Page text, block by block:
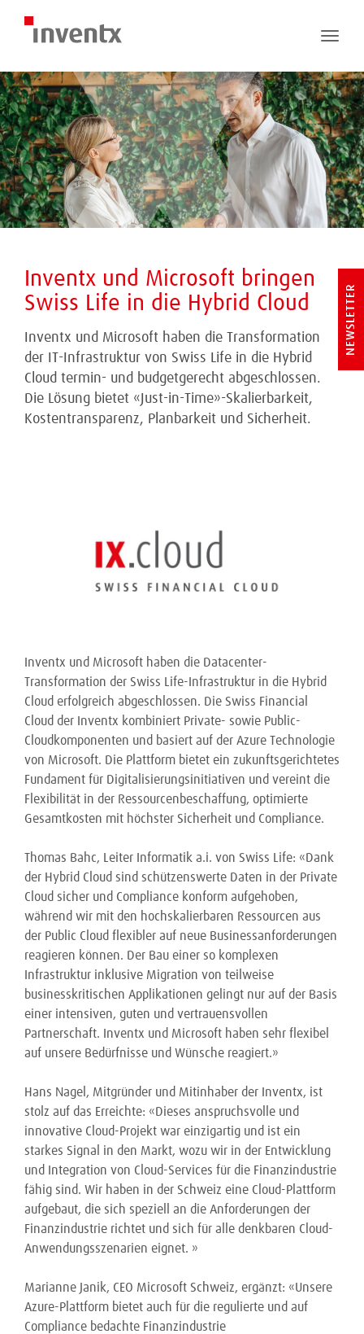
Toggle
Inventx und Microsoft bringen
Swiss Life in die Hybrid Cloud
Inventx und Microsoft haben die Transformation
der IT-Infrastruktur von Swiss Life in die Hybrid
Cloud termin- und budgetgerecht abgeschlossen.
Die Lösung bietet «Just-in-Time»-Skalierbarkeit,
Kostentransparenz, Planbarkeit und Sicherheit.
Inventx und Microsoft haben die Datacenter-
Transformation der Swiss Life-Infrastruktur in die Hybrid
Cloud erfolgreich abgeschlossen. Die Swiss Financial
Cloud der Inventx kombiniert Private- sowie Public-
Cloudkomponenten und basiert auf der Azure Technologie
von Microsoft. Die Plattform bietet ein zukunftsgerichtetes
Fundament für Digitalisierungsinitiativen und vereint die
Flexibilität in der Ressourcenbeschaffung, optimierte
Gesamtkosten mit höchster Sicherheit und Compliance.
Thomas Bahc, Leiter Informatik a.i. von Swiss Life: «Dank
der Hybrid Cloud sind schützenswerte Daten in der Private
Cloud sicher und Compliance konform aufgehoben,
während wir mit den hochskalierbaren Ressourcen aus
der Public Cloud flexibler auf neue Businessanforderungen
reagieren können. Der Bau einer so komplexen
Infrastruktur inklusive Migration von teilweise
businesskritischen Applikationen gelingt nur auf der Basis
einer intensiven, guten und vertrauensvollen
Partnerschaft. Inventx und Microsoft haben sehr flexibel
auf unsere Bedürfnisse und Wünsche reagiert.»
Hans Nagel, Mitgründer und Mitinhaber der Inventx, ist
stolz auf das Erreichte: «Dieses anspruchsvolle und
innovative Cloud-Projekt war einzigartig und ist ein
starkes Signal in den Markt, wozu wir in der Entwicklung
und Integration von Cloud-Services für die Finanzindustrie
fähig sind. Wir haben in der Schweiz eine Cloud-Plattform
aufgebaut, die sich speziell an die Anforderungen der
Finanzindustrie richtet und sich für alle denkbaren Cloud-
Anwendungsszenarien eignet. »
Marianne Janik, CEO Microsoft Schweiz, ergänzt: «Unsere
Azure-Plattform bietet auch für die regulierte und auf
Compliance bedachte Finanzindustrie
NEWSLETTER